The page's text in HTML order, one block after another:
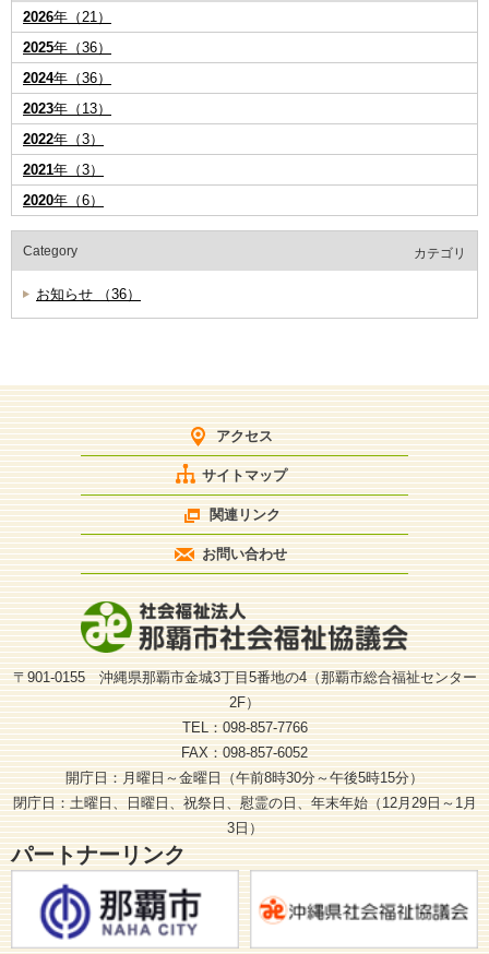
2026年（21）
2025年（36）
2024年（36）
2023年（13）
2022年（3）
2021年（3）
2020年（6）
Category カテゴリ
お知らせ （36）
アクセス
サイトマップ
関連リンク
お問い合わせ
〒901-0155 沖縄県那覇市金城3丁目5番地の4（那覇市総合福祉センター
2F）
TEL：098-857-7766
FAX：098-857-6052
開庁日：月曜日～金曜日（午前8時30分～午後5時15分）
閉庁日：土曜日、日曜日、祝祭日、慰霊の日、年末年始（12月29日～1月
3日）
パートナーリンク